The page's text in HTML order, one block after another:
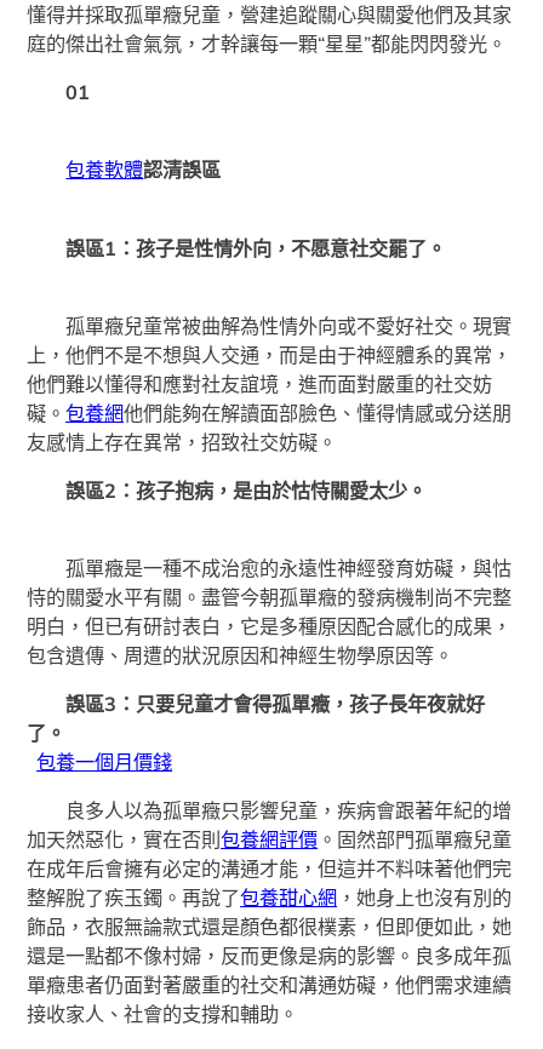
懂得并採取孤單癥兒童，營建追蹤關心與關愛他們及其家
庭的傑出社會氣氛，才幹讓每一顆“星星”都能閃閃發光。
01
包養軟體認清誤區
誤區1：孩子是性情外向，不愿意社交罷了。
孤單癥兒童常被曲解為性情外向或不愛好社交。現實
上，他們不是不想與人交通，而是由于神經體系的異常，
他們難以懂得和應對社友誼境，進而面對嚴重的社交妨
礙。包養網他們能夠在解讀面部臉色、懂得情感或分送朋
友感情上存在異常，招致社交妨礙。
誤區2：孩子抱病，是由於怙恃關愛太少。
孤單癥是一種不成治愈的永遠性神經發育妨礙，與怙
恃的關愛水平有關。盡管今朝孤單癥的發病機制尚不完整
明白，但已有研討表白，它是多種原因配合感化的成果，
包含遺傳、周遭的狀況原因和神經生物學原因等。
誤區3：只要兒童才會得孤單癥，孩子長年夜就好
了。
包養一個月價錢
良多人以為孤單癥只影響兒童，疾病會跟著年紀的增
加天然惡化，實在否則包養網評價 。固然部門孤單癥兒童
在成年后會擁有必定的溝通才能，但這并不料味著他們完
整解脫了疾玉鐲。再說了包養甜心網 ，她身上也沒有別的
飾品，衣服無論款式還是顏色都很樸素，但即便如此，她
還是一點都不像村婦，反而更像是病的影響。良多成年孤
單癥患者仍面對著嚴重的社交和溝通妨礙，他們需求連續
接收家人、社會的支撐和輔助。